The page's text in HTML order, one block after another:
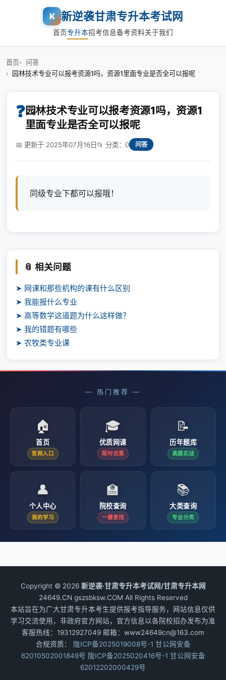
K 新逆袭甘肃专升本考试网
首页专升本招考信息备考资料关于我们
首页
问答
园林技术专业可以报考资源1吗，资源1里面专业是否全可以报呢
❓园林技术专业可以报考资源1吗，资源1
里面专业是否全可以报呢
📅 更新于 2025年07月16日📂 分类：0 问答
同级专业下都可以报哦！
📎 相关问题
➤ 网课和那些机构的课有什么区别
➤ 我能报什么专业
➤ 高等数学这道题为什么这样做？
➤ 我的错题有哪些
➤ 农牧类专业课
— 热门推荐 —
🏠
首页
官网入口
🎓
优质网课
限时优惠
📝
历年题库
真题实战
👤
个人中心
我的学习
🏫
院校查询
一键查找
📚
大类查询
专业分类
Copyright © 2026 新逆袭·甘肃专升本考试网/甘肃专升本网
24649.CN gszsbksw.COM All Rights Reserved
本站旨在为广大甘肃专升本考生提供报考指导服务，网站信息仅供
学习交流使用，非政府官方网站，官方信息以各院校招办发布为准
客服热线：19312927049 邮箱：www24649cn@163.com
合规资质：
陇ICP备2025019008号-1 甘公网安备
62010502001849号 陇ICP备2025020416号-1 甘公网安备
62012202000429号